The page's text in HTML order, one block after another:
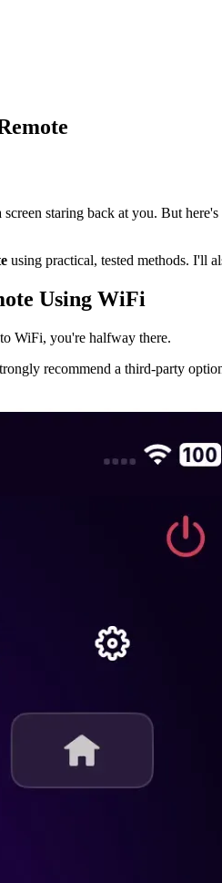
staring back at you. But
using practical, tested methods. I'll
Using WiFi
WiFi, you're halfway there.
recommend a third-party